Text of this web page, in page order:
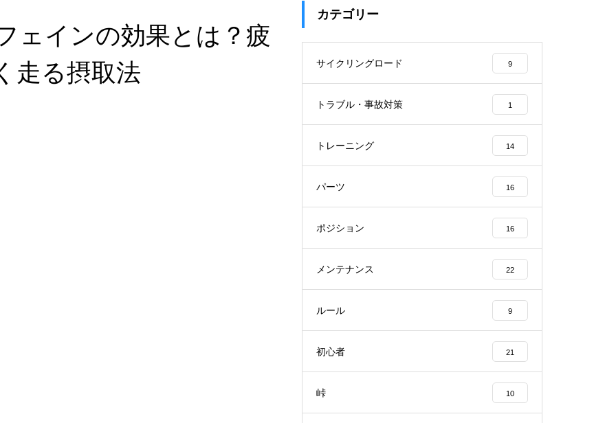
ェインの効果とは？疲
走る摂取法
カテゴリー
サイクリングロード 9
トラブル・事故対策 1
トレーニング 14
パーツ 16
ポジション 16
メンテナンス 22
ルール 9
初心者 21
峠 10